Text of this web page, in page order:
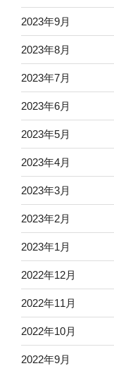
2023年9月
2023年8月
2023年7月
2023年6月
2023年5月
2023年4月
2023年3月
2023年2月
2023年1月
2022年12月
2022年11月
2022年10月
2022年9月